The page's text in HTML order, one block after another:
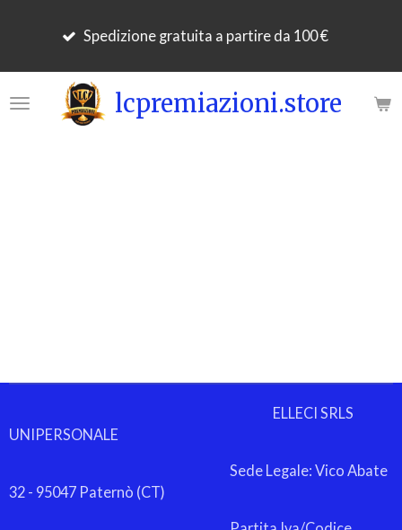
principale
lcpremiazioni.store
Spedizione gratuita a partire da 100 €
ELLECI SRLS
UNIPERSONALE
Sede Legale: Vico Abate
32 - 95047 Paternò (CT)